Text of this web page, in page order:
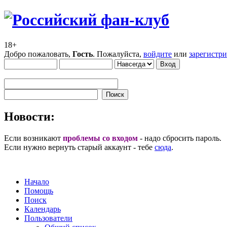
18+
Добро пожаловать, Гость. Пожалуйста, войдите или
Новости:
Если возникают проблемы со входом - надо сбросить пароль.
Если нужно вернуть старый аккаунт - тебе сюда.
Начало
Помощь
Поиск
Календарь
Пользователи